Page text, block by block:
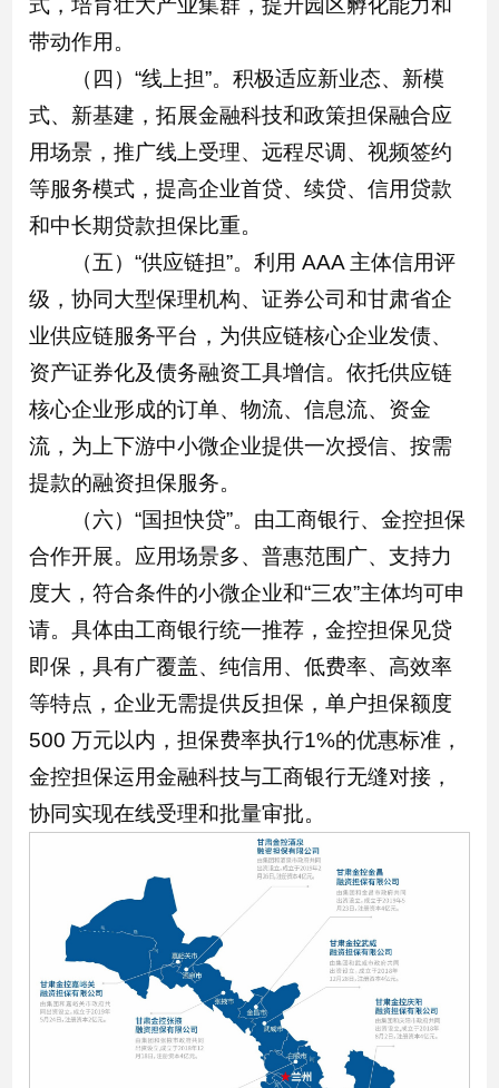
带动作用。
（四）“线上担”。积极适应新业态、新模
式、新基建，拓展金融科技和政策担保融合应
用场景，推广线上受理、远程尽调、视频签约
等服务模式，提高企业首贷、续贷、信用贷款
和中长期贷款担保比重。
（五）“供应链担”。利用 AAA 主体信用评
级，协同大型保理机构、证券公司和甘肃省企
业供应链服务平台，为供应链核心企业发债、
资产证券化及债务融资工具增信。依托供应链
核心企业形成的订单、物流、信息流、资金
流，为上下游中小微企业提供一次授信、按需
提款的融资担保服务。
（六）“国担快贷”。由工商银行、金控担保
合作开展。应用场景多、普惠范围广、支持力
度大，符合条件的小微企业和“三农”主体均可申
请。具体由工商银行统一推荐，金控担保见贷
即保，具有广覆盖、纯信用、低费率、高效率
等特点，企业无需提供反担保，单户担保额度
500 万元以内，担保费率执行1%的优惠标准，
金控担保运用金融科技与工商银行无缝对接，
协同实现在线受理和批量审批。